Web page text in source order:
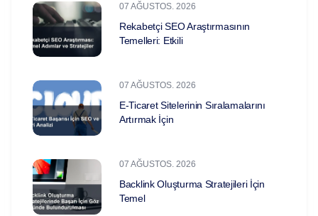
07 AĞUSTOS. 2026
Rekabetçi SEO Araştırmasının
Temelleri: Etkili
07 AĞUSTOS. 2026
E-Ticaret Sitelerinin Sıralamalarını
Artırmak İçin
07 AĞUSTOS. 2026
Backlink Oluşturma Stratejileri İçin
Temel